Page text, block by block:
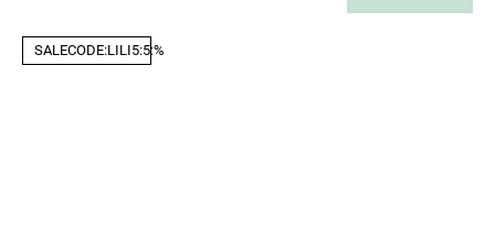
SALECODE:LILI5:5:%